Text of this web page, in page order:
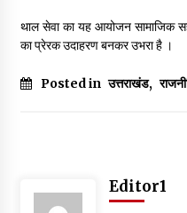
थाल सेवा का यह आयोजन सामाजिक
का प्रेरक उदाहरण बनकर उभरा है ।
Posted in उत्तराखंड,
Editor1